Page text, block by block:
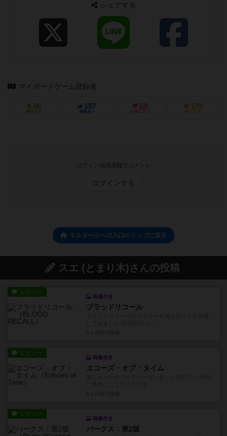
シェアする
マイボードゲーム登録者
46
興味あり
197
経験あり
59
お気に入り
179
持ってる
ログイン/会員登録でコメント
ログインする
モルタールへの入口のトップに戻る
スエ (とまり木)さんの投稿
レビュー
画像付き
ブラッドリコール
レビュー
画像付き
エコーズ・オブ・タイム
レビュー
画像付き
パークス：第2版